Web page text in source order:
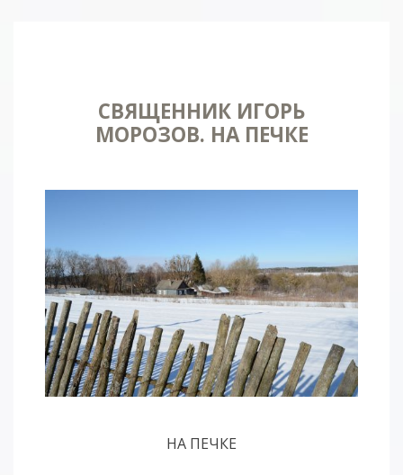
СВЯЩЕННИК ИГОРЬ
МОРОЗОВ. НА ПЕЧКЕ
НА ПЕЧКЕ